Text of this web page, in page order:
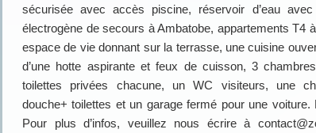
sécurisée avec accès piscine, réservoir d’eau
électrogène de secours à Ambatobe, appartements T4
espace de vie donnant sur la terrasse, une cuisine
d’une hotte aspirante et feux de cuisson, 3
toilettes privées chacune, un WC visiteurs, une
douche+ toilettes et un garage fermé pour une
Pour plus d’infos, veuillez nous écrire à